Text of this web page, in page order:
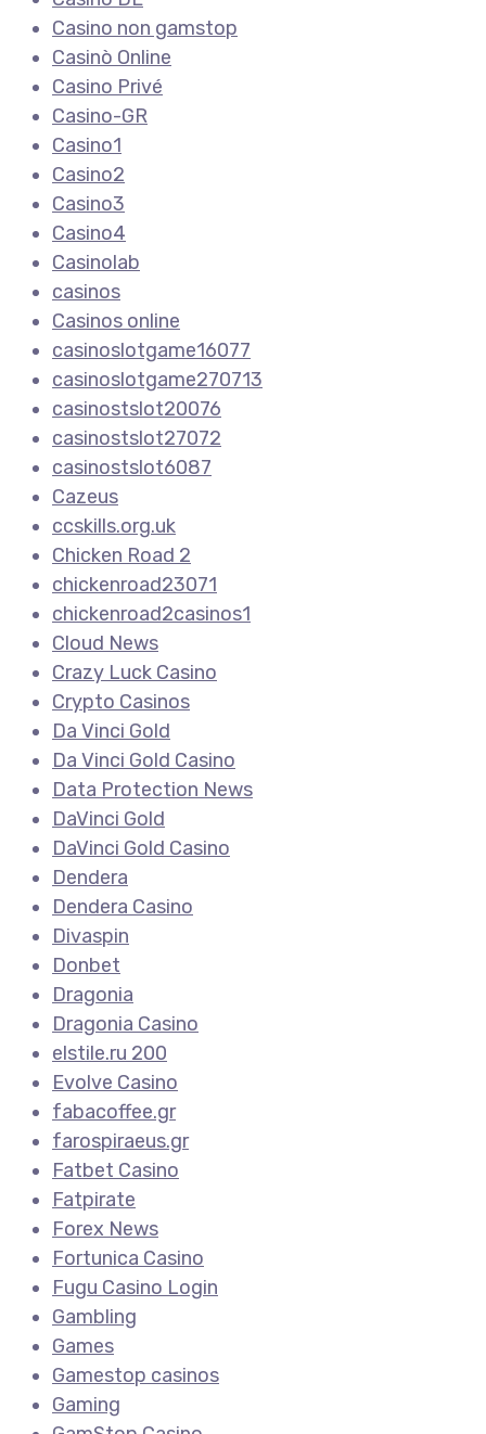
Casino non gamstop
Casinò Online
Casino Privé
Casino-GR
Casino1
Casino2
Casino3
Casino4
Casinolab
casinos
Casinos online
casinoslotgame16077
casinoslotgame270713
casinostslot20076
casinostslot27072
casinostslot6087
Cazeus
ccskills.org.uk
Chicken Road 2
chickenroad23071
chickenroad2casinos1
Cloud News
Crazy Luck Casino
Crypto Casinos
Da Vinci Gold
Da Vinci Gold Casino
Data Protection News
DaVinci Gold
DaVinci Gold Casino
Dendera
Dendera Casino
Divaspin
Donbet
Dragonia
Dragonia Casino
elstile.ru 200
Evolve Casino
fabacoffee.gr
farospiraeus.gr
Fatbet Casino
Fatpirate
Forex News
Fortunica Casino
Fugu Casino Login
Gambling
Games
Gamestop casinos
Gaming